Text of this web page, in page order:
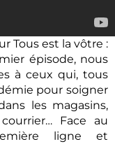
Tous est la vôtre :
épisode, nous
à ceux qui, tous
pour soigner
les magasins,
Face au
ligne et